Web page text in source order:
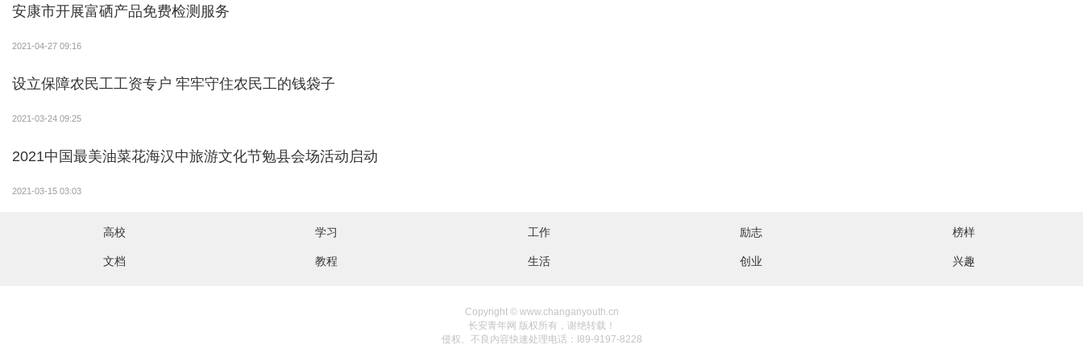
安康市开展富硒产品免费检测服务
2021-04-27 09:16
设立保障农民工工资专户 牢牢守住农民工的钱袋子
2021-03-24 09:25
2021中国最美油菜花海汉中旅游文化节勉县会场活动启动
2021-03-15 03:03
高校 学习 工作 励志 榜样
文档 教程 生活 创业 兴趣
Copyright © www.changanyouth.cn
长安青年网 版权所有，谢绝转载！
侵权、不良内容快速处理电话：I89-9197-8228